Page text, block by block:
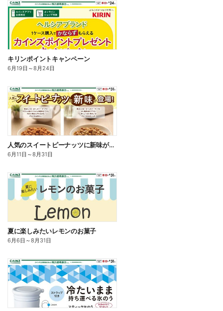
キリンポイントキャンペーン
6月19日 ～8月24日
人気のスイートピーナッツに新味が登場
6月11日 ～8月31日
夏に楽しみたいレモンのお菓子
6月6日 ～8月31日